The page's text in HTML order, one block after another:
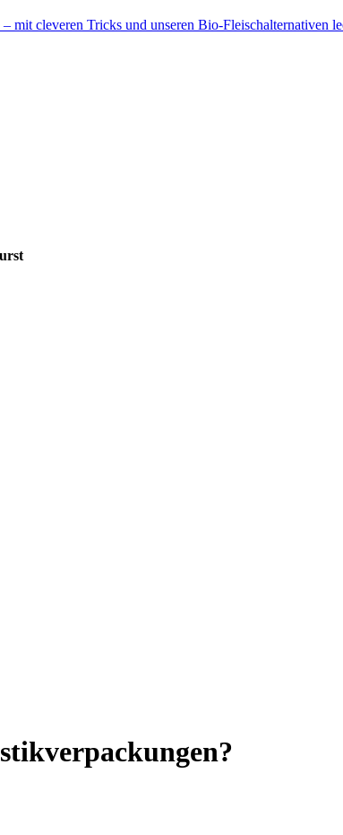
mit cleveren Tricks und unseren Bio-Fleischalternativen